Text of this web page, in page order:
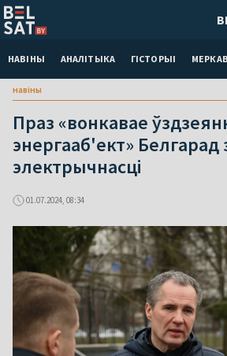
НАВІНЫ АНАЛІТЫКА ГІСТОРЫІ
навіны
Праз «вонкавае
энергааб'ект» Белгарад
электрычнасці
01.07.2024, 08:34